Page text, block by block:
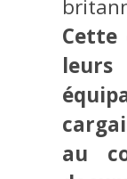
Cette
au